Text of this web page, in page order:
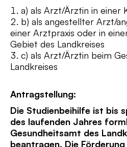
a) als Arzt/Ärztin in einer
b) als angestellter Arzt/
einer Arztpraxis oder in
Gebiet des Landkreises
c) als Arzt/Ärztin beim
Landkreises
Antragstellung:
Die Studienbeihilfe ist bis
des laufenden Jahres
Gesundheitsamt des
beantragen. Die